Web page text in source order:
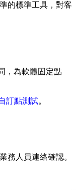
的標準工具，對客
，為軟體固定點
訂點測試。
務人員連絡確認。